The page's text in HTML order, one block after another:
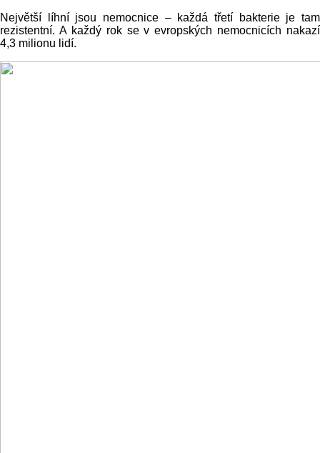
Největší líhní jsou nemocnice – každá třetí bakterie je tam
rezistentní. A každý rok se v evropských nemocnicích nakazí
4,3 milionu lidí.